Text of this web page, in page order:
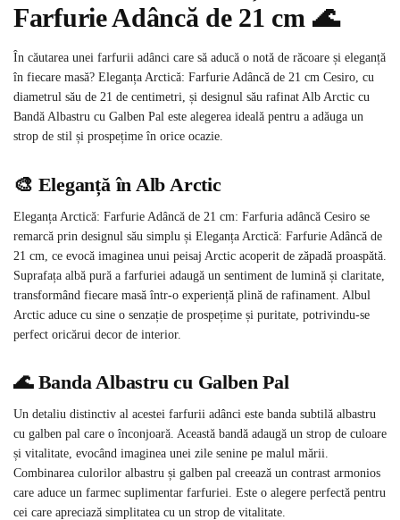
Farfurie Adâncă de 21 cm 🌊
În căutarea unei farfurii adânci care să aducă o notă de răcoare și eleganță
în fiecare masă? Eleganța Arctică: Farfurie Adâncă de 21 cm Cesiro, cu
diametrul său de 21 de centimetri, și designul său rafinat Alb Arctic cu
Bandă Albastru cu Galben Pal este alegerea ideală pentru a adăuga un
strop de stil și prospețime în orice ocazie.
🎨 Eleganță în Alb Arctic
Eleganța Arctică: Farfurie Adâncă de 21 cm: Farfuria adâncă Cesiro se
remarcă prin designul său simplu și Eleganța Arctică: Farfurie Adâncă de
21 cm, ce evocă imaginea unui peisaj Arctic acoperit de zăpadă proaspătă.
Suprafața albă pură a farfuriei adaugă un sentiment de lumină și claritate,
transformând fiecare masă într-o experiență plină de rafinament. Albul
Arctic aduce cu sine o senzație de prospețime și puritate, potrivindu-se
perfect oricărui decor de interior.
🌊 Banda Albastru cu Galben Pal
Un detaliu distinctiv al acestei farfurii adânci este banda subtilă albastru
cu galben pal care o înconjoară. Această bandă adaugă un strop de culoare
și vitalitate, evocând imaginea unei zile senine pe malul mării.
Combinarea culorilor albastru și galben pal creează un contrast armonios
care aduce un farmec suplimentar farfuriei. Este o alegere perfectă pentru
cei care apreciază simplitatea cu un strop de vitalitate.